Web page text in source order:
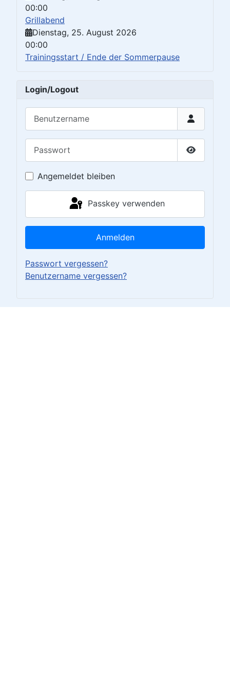
00:00
Grillabend
Dienstag, 25. August 2026
00:00
Trainingsstart / Ende der Sommerpause
Login/Logout
Passwort
Angemeldet bleiben
Passkey verwenden
Anmelden
Passwort vergessen?
Benutzername vergessen?